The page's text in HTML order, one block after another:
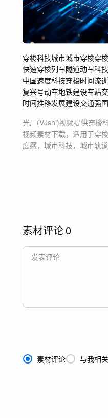
穿梭科技城市城市穿梭穿
快速穿梭列车隧道动车科
中国速度科技穿梭时间流逝
复兴号动车地铁建设车站
时间推移发展建设交通强国
光厂(VJshi)视频提供穿梭
视频素材下载，适用于穿
度感，城市科技，城市轨
素材评论0
素材评论 与我相关